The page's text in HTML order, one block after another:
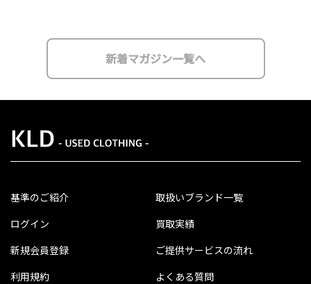
新着マガジン一覧へ
基準のご紹介
ログイン
新規会員登録
利用規約
取扱いブランド一覧
買取実績
ご提供サービスの流れ
よくある質問